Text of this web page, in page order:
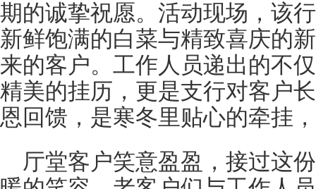
期的诚挚祝愿。活动现场，该
新鲜饱满的白菜与精致喜庆的
来的客户。工作人员递出的不
精美的挂历，更是支行对客户
恩回馈，是寒冬里贴心的牵挂
厅堂客户笑意盈盈，接过这